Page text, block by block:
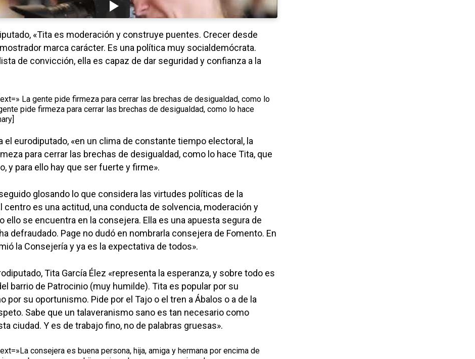
«Tita es moderación y construye puentes. Crecer desde
marca carácter. Es una política muy socialdemócrata.
de convicción, ella es capaz de dar seguridad y confianza a la
La gente pide firmeza para cerrar las brechas de desigualdad, como lo
pide firmeza para cerrar las brechas de desigualdad, como lo hace
el eurodiputado, «en un clima de constante tiempo electoral, la
para cerrar las brechas de desigualdad, como lo hace Tita, que
y para ello hay que ser fuerte y firme».
glosando lo que considera las virtudes políticas de la
centro es una actitud, una conducta de solvencia, moderación y
ello se encuentra en la consejera. Ella es una apuesta segura de
defraudado. Page no dudó en nombrarla consejera de Fomento. En
la Consejería y ya es la expectativa de todos».
Tita García Élez «representa la esperanza, y sobre todo es
barrio de Patrocinio (muy humilde). Tita es popular por su
por su oportunismo. Pide por el Tajo o el tren a Ábalos o a de la
Sabe que un talaveranismo sano es tan necesario como
ciudad. Y es de trabajo fino, no de palabras gruesas».
consejera es buena persona, hija, amiga y hermana por encima de